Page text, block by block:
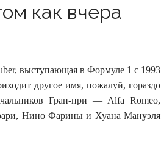
как вчера
выступающая в Формуле 1 с 1993
другое имя, пожалуй, гораздо
Гран-при — Alfa Romeo,
Нино Фарины и Хуана Мануэля